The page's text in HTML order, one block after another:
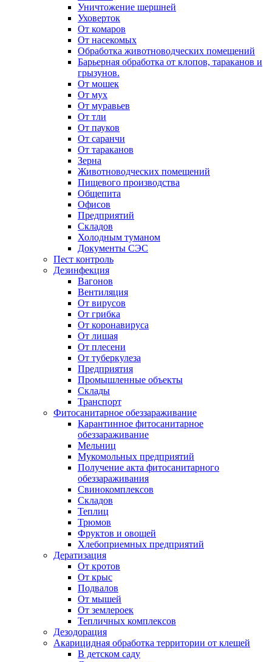
Уничтожение шершней
Уховерток
От комаров
От насекомых
Обработка животноводческих помещений
Барьерная обработка от клопов, тараканов и
грызунов.
От мошек
От мух
От муравьев
От тли
От пауков
От саранчи
От тараканов
Зерна
Животноводческих помещений
Пищевого производства
Общепита
Офисов
Предприятий
Складов
Холодным туманом
Документы СЭС
Пест контроль
Дезинфекция
Вагонов
Вентиляция
От вирусов
От грибка
От коронавируса
От лишая
От плесени
От туберкулеза
Предприятия
Промышленные объекты
Склады
Транспорт
Фитосанитарное обеззараживание
Карантинное фитосанитарное
обеззараживание
Мельниц
Мукомольных предприятий
Получение акта фитосанитарного
обеззараживания
Свинокомплексов
Складов
Теплиц
Трюмов
Фруктов и овощей
Хлебоприемных предприятий
Дератизация
От кротов
От крыс
Подвалов
От мышей
От землероек
Тепличных комплексов
Дезодорация
Акарицидная обработка территории от клещей
В детском саду